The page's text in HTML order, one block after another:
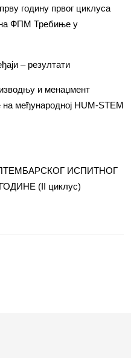
годину првог циклуса
на ФПМ Требиње у
– резултати
и менаџмент
међународној HUM-STEM
ИСПИТНОГ
(II циклус)